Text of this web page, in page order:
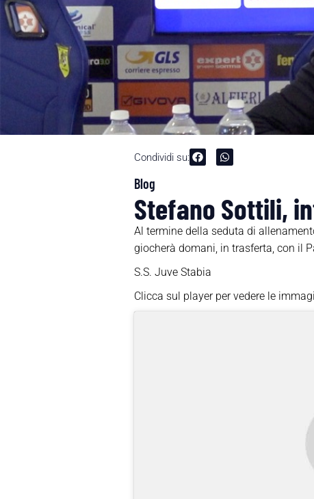
Condividi su:
Blog
Stefano Sottili,
Al termine della seduta di
giocherà domani, in trasferta, con il
S.S. Juve Stabia
Clicca sul player per vedere le